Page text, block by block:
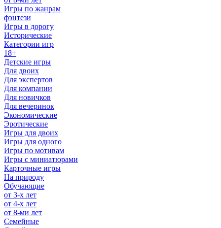
Игры по жанрам
фэнтези
Игры в дорогу
Исторические
Категории игр
18+
Детские игры
Для двоих
Для экспертов
Для компании
Для новичков
Для вечеринок
Экономические
Эротические
Игры для двоих
Игры для одного
Игры по мотивам
Игры с миниатюрами
Карточные игры
На природу
Обучающие
от 3-х лет
от 4-х лет
от 8-ми лет
Семейные